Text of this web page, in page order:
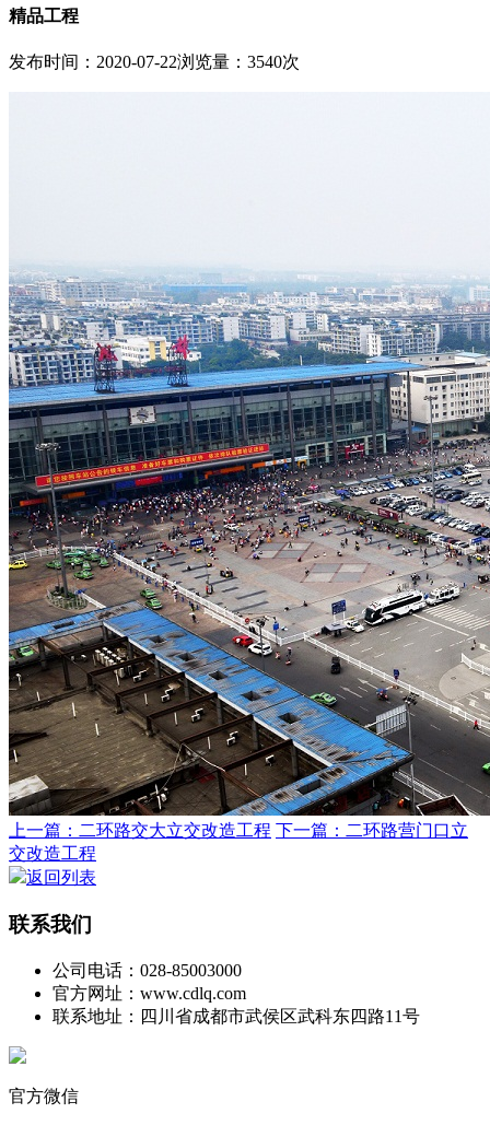
精品工程
发布时间：2020-07-22浏览量：3540次
上一篇：二环路交大立交改造工程 下一篇：二环路营门口立
交改造工程
返回列表
联系我们
公司电话：028-85003000
官方网址：www.cdlq.com
联系地址：四川省成都市武侯区武科东四路11号
官方微信